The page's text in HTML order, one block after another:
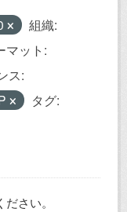
組織:
マット:
ス:
タグ:
さい。